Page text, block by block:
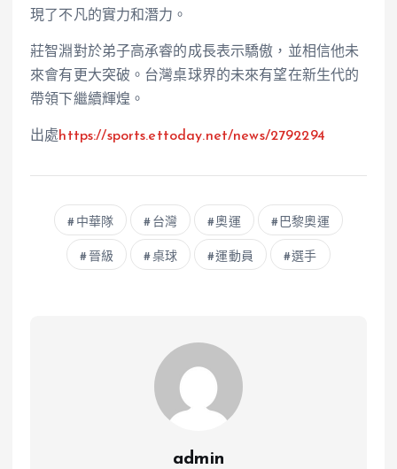
現了不凡的實力和潛力。
莊智淵對於弟子高承睿的成長表示驕傲，並相信他未
來會有更大突破。台灣桌球界的未來有望在新生代的
帶領下繼續輝煌。
出處https://sports.ettoday.net/news/2792294
中華隊 台灣 奧運 巴黎奧運
晉級 桌球 運動員 選手
admin